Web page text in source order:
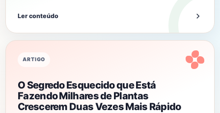
Ler conteúdo
ARTIGO
O Segredo Esquecido que Está
Fazendo Milhares de Plantas
Crescerem Duas Vezes Mais Rápido